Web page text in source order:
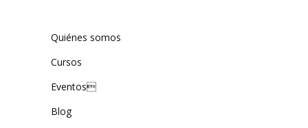
Quiénes somos
Cursos
Eventos
Blog